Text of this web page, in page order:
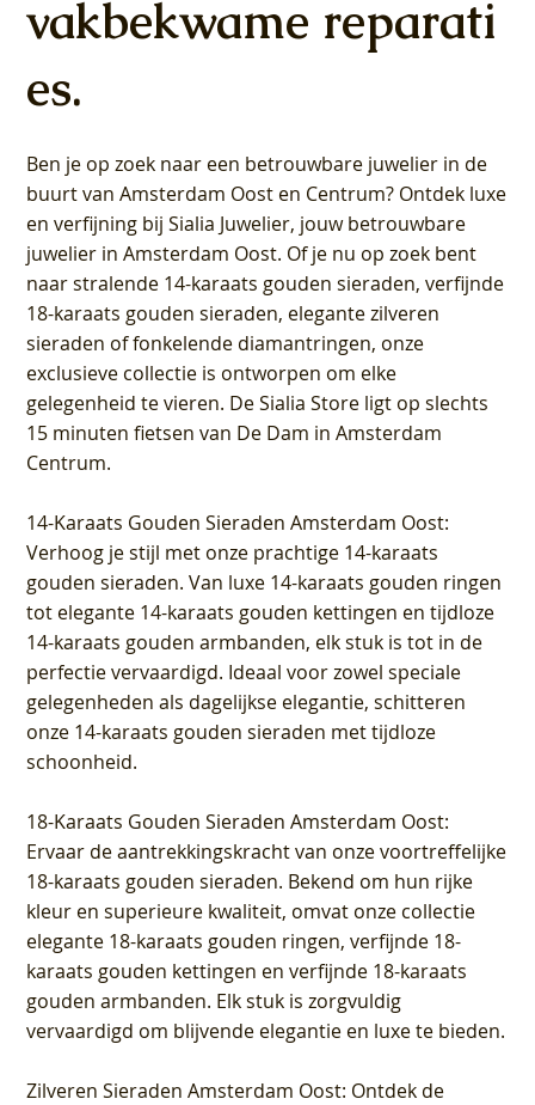
vakbekwame reparati
es.
Ben je op zoek naar een betrouwbare juwelier in de
buurt van Amsterdam Oost en Centrum? Ontdek luxe
en verfijning bij Sialia Juwelier, jouw betrouwbare
juwelier in Amsterdam Oost. Of je nu op zoek bent
naar stralende 14-karaats gouden sieraden, verfijnde
18-karaats gouden sieraden, elegante zilveren
sieraden of fonkelende diamantringen, onze
exclusieve collectie is ontworpen om elke
gelegenheid te vieren. De Sialia Store ligt op slechts
15 minuten fietsen van De Dam in Amsterdam
Centrum.
14-Karaats Gouden Sieraden Amsterdam Oost:
Verhoog je stijl met onze prachtige 14-karaats
gouden sieraden. Van luxe 14-karaats gouden ringen
tot elegante 14-karaats gouden kettingen en tijdloze
14-karaats gouden armbanden, elk stuk is tot in de
perfectie vervaardigd. Ideaal voor zowel speciale
gelegenheden als dagelijkse elegantie, schitteren
onze 14-karaats gouden sieraden met tijdloze
schoonheid.
18-Karaats Gouden Sieraden Amsterdam Oost:
Ervaar de aantrekkingskracht van onze voortreffelijke
18-karaats gouden sieraden. Bekend om hun rijke
kleur en superieure kwaliteit, omvat onze collectie
elegante 18-karaats gouden ringen, verfijnde 18-
karaats gouden kettingen en verfijnde 18-karaats
gouden armbanden. Elk stuk is zorgvuldig
vervaardigd om blijvende elegantie en luxe te bieden.
Zilveren Sieraden Amsterdam Oost: Ontdek de